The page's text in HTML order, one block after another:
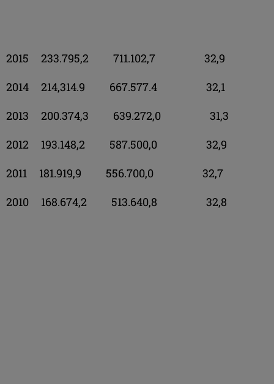
2015 233.795,2 711.102,7 32,9
2014 214,314.9 667.577.4 32,1
2013 200.374,3 639.272,0 31,3
2012 193.148,2 587.500,0 32,9
2011 181.919,9 556.700,0 32,7
2010 168.674,2 513.640,8 32,8